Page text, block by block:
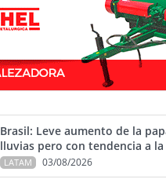
Brasil: Leve aumento de la
lluvias pero con tendencia a la
LATAM 03/08/2026